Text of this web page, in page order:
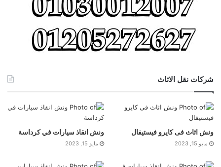
شركات نقل الاثاث
ونش اثاث فى كايرو فيستيفال
مايو 15, 2023
ونش انقاذ سيارات في كرداسة
مايو 15, 2023